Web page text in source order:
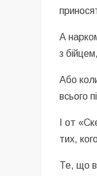
А
з
Або
всього
І от
тих,
Те, що